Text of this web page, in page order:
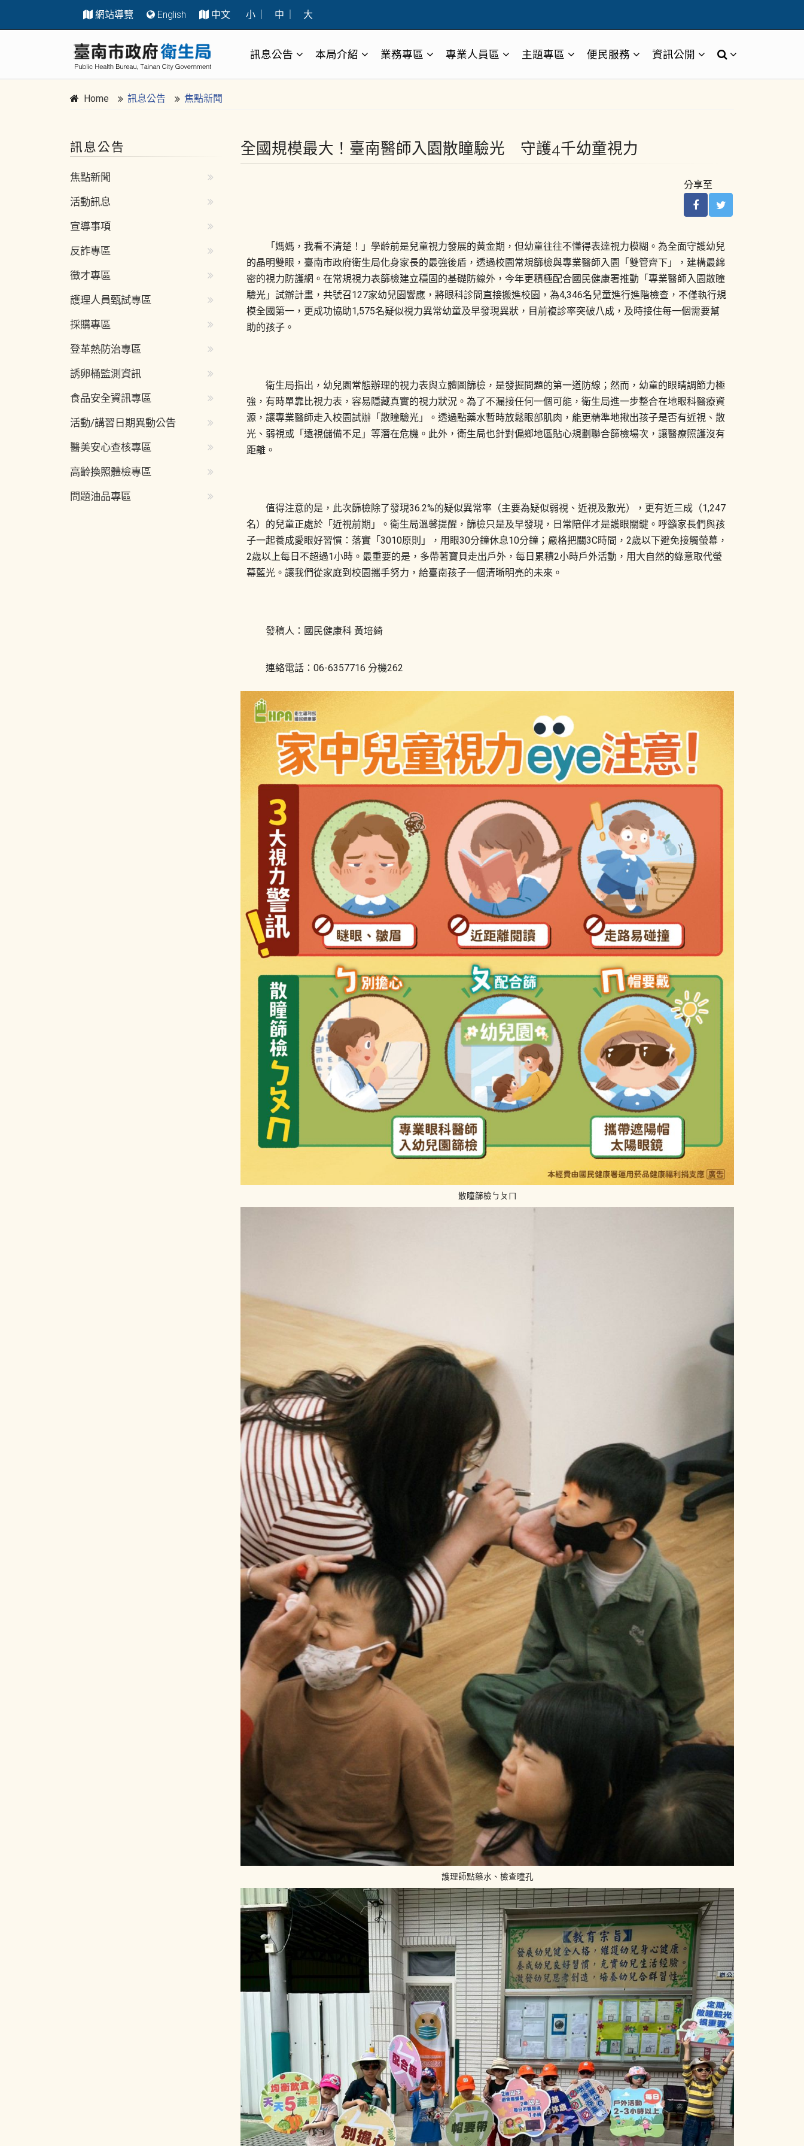
網站導覽 English 中文 小 中 大
訊息公告 本局介紹 業務專區 專業人員區 主題專區 便民服務 資訊公開
Home 訊息公告 焦點新聞
訊息公告
焦點新聞
活動訊息
宣導事項
反詐專區
徵才專區
護理人員甄試專區
採購專區
登革熱防治專區
誘卵桶監測資訊
食品安全資訊專區
活動/講習日期異動公告
醫美安心查核專區
高齡換照體檢專區
問題油品專區
全國規模最大！臺南醫師入園散瞳驗光 守護4千幼童視力
分享至
「媽媽，我看不清楚！」學齡前是兒童視力發展的黃金期，但幼童往往不懂得表達視力模糊。為全面守護幼兒
的晶明雙眼，臺南市政府衛生局化身家長的最強後盾，透過校園常規篩檢與專業醫師入園「雙管齊下」，建構最綿
密的視力防護網。在常規視力表篩檢建立穩固的基礎防線外，今年更積極配合國民健康署推動「專業醫師入園散瞳
驗光」試辦計畫，共號召127家幼兒園響應，將眼科診間直接搬進校園，為4,346名兒童進行進階檢查，不僅執行規
模全國第一，更成功協助1,575名疑似視力異常幼童及早發現異狀，目前複診率突破八成，及時接住每一個需要幫
助的孩子。
衛生局指出，幼兒園常態辦理的視力表與立體圖篩檢，是發掘問題的第一道防線；然而，幼童的眼睛調節力極
強，有時單靠比視力表，容易隱藏真實的視力狀況。為了不漏接任何一個可能，衛生局進一步整合在地眼科醫療資
源，讓專業醫師走入校園試辦「散瞳驗光」。透過點藥水暫時放鬆眼部肌肉，能更精準地揪出孩子是否有近視、散
光、弱視或「遠視儲備不足」等潛在危機。此外，衛生局也針對偏鄉地區貼心規劃聯合篩檢場次，讓醫療照護沒有
距離。
值得注意的是，此次篩檢除了發現36.2%的疑似異常率（主要為疑似弱視、近視及散光），更有近三成（1,247
名）的兒童正處於「近視前期」。衛生局溫馨提醒，篩檢只是及早發現，日常陪伴才是護眼關鍵。呼籲家長們與孩
子一起養成愛眼好習慣：落實「3010原則」，用眼30分鐘休息10分鐘；嚴格把關3C時間，2歲以下避免接觸螢幕，
2歲以上每日不超過1小時。最重要的是，多帶著寶貝走出戶外，每日累積2小時戶外活動，用大自然的綠意取代螢
幕藍光。讓我們從家庭到校園攜手努力，給臺南孩子一個清晰明亮的未來。
發稿人：國民健康科 黃培綺
連絡電話：06-6357716 分機262
散瞳篩檢ㄅㄆㄇ
護理師點藥水、檢查瞳孔